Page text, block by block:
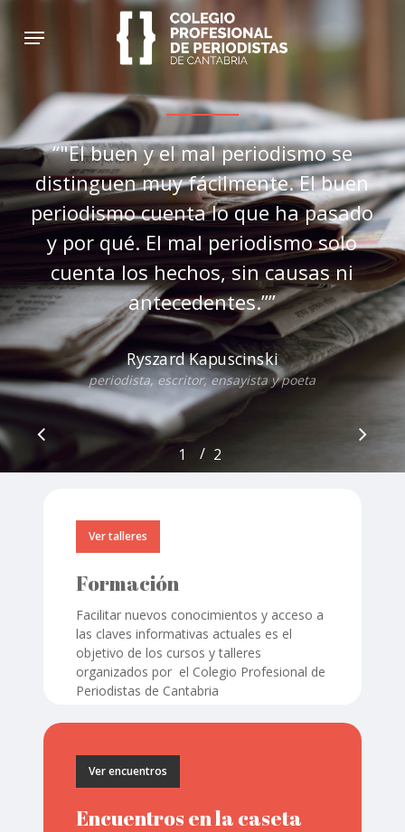
Menu
“"El buen y el mal periodismo se
distinguen muy fácilmente. El buen
periodismo cuenta lo que ha pasado
y por qué. El mal periodismo solo
cuenta los hechos, sin causas ni
antecedentes.””
Ryszard Kapuscinski
periodista, escritor, ensayista y poeta
1 2
/ 2
Ver talleres
Formación
Facilitar nuevos conocimientos y acceso a
las claves informativas actuales es el
objetivo de los cursos y talleres
organizados por el Colegio Profesional de
Periodistas de Cantabria
Ver encuentros
Encuentros en la caseta